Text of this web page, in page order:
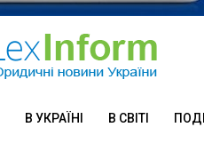
В УКРАЇНІ В СВІТІ ПОДІЇ